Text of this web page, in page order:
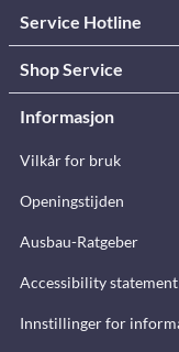
Service Hotline
Shop Service
Informasjon
Vilkår for bruk
Openingstijden
Ausbau-Ratgeber
Accessibility statement
Innstillinger for